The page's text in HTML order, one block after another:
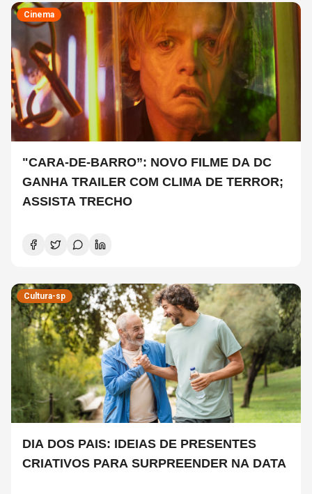
Cinema
"CARA-DE-BARRO”: NOVO FILME DA DC
GANHA TRAILER COM CLIMA DE TERROR;
ASSISTA TRECHO
Cultura-sp
DIA DOS PAIS: IDEIAS DE PRESENTES
CRIATIVOS PARA SURPREENDER NA DATA